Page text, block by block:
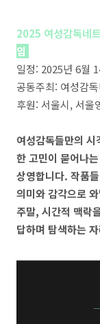
2025 여성감독네
임
일정: 2025년 6월
공동주최: 여성감
후원: 서울시, 서울
여성감독들만의
한 고민이 묻어나
상영합니다. 작품
의미와 감각으로
주말, 시간적 맥락
답하며 탐색하는